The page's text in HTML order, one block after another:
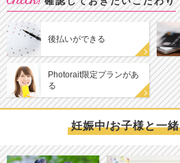
後払いができる
Photorait限定プランがあ
る
妊娠中/お子様と一緒